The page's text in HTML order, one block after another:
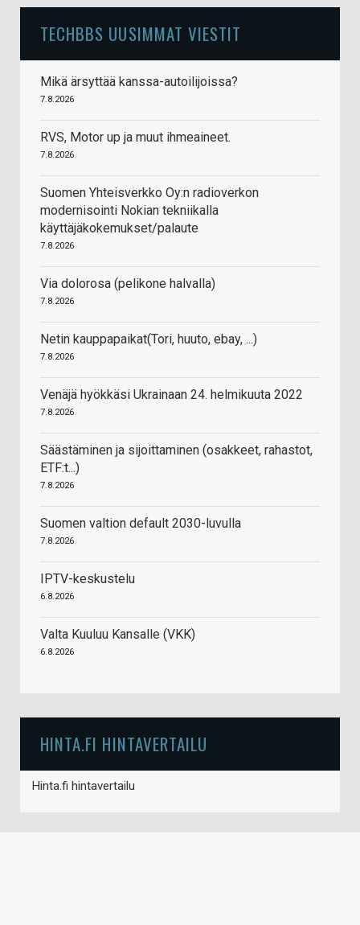
TECHBBS UUSIMMAT VIESTIT
Mikä ärsyttää kanssa-autoilijoissa?
7.8.2026
RVS, Motor up ja muut ihmeaineet.
7.8.2026
Suomen Yhteisverkko Oy:n radioverkon
modernisointi Nokian tekniikalla
käyttäjäkokemukset/palaute
7.8.2026
Via dolorosa (pelikone halvalla)
7.8.2026
Netin kauppapaikat(Tori, huuto, ebay, ...)
7.8.2026
Venäjä hyökkäsi Ukrainaan 24. helmikuuta 2022
7.8.2026
Säästäminen ja sijoittaminen (osakkeet, rahastot,
ETF:t...)
7.8.2026
Suomen valtion default 2030-luvulla
7.8.2026
IPTV-keskustelu
6.8.2026
Valta Kuuluu Kansalle (VKK)
6.8.2026
HINTA.FI HINTAVERTAILU
Hinta.fi hintavertailu